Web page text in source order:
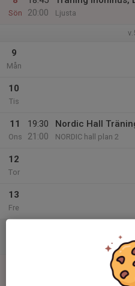
Sön
20:00
Ljusta
9
Mån
10
Tis
11
Ons
19:30
21:00
Nordic Hall
NORDIC hall plan 2
12
Tor
13
Fre
Träning inomhus,